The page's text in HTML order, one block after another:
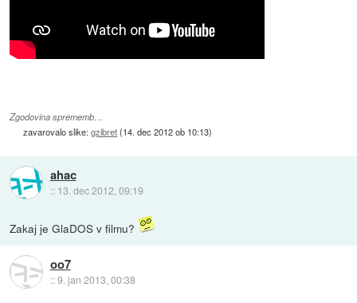
Zgodovina sprememb…
zavarovalo slike:gzibret(14. dec 2012 ob 10:13)
ahac
:: 13. dec 2012, 09:19
Zakaj je GlaDOS v filmu?
oo7
::9. jan 2013, 00:38